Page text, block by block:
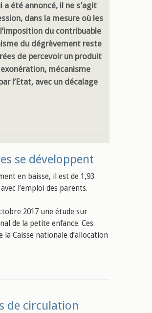
été annoncé, il ne s’agit
dans la mesure où les
du contribuable
du dégrèvement reste
de percevoir un produit
mécanisme
l’Etat, avec un décalage
se développent
en baisse, il est de 1,93
l’emploi des parents.
2017 une étude sur
de la petite enfance. Ces
Caisse nationale d’allocation
de circulation